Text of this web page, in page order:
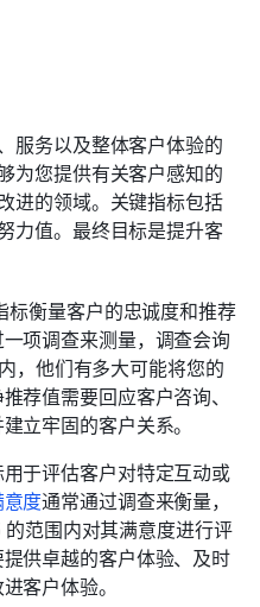
服务以及整体客户体验的
为您提供有关客户感知的
进的领域。关键指标包括
力值。最终目标是提升客
标衡量客户的忠诚度和推荐
项调查来测量，调查会询
，他们有多大可能将您的
荐值需要回应客户咨询、
立牢固的客户关系。
于评估客户对特定互动或
度通常通过调查来衡量，
范围内对其满意度进行评
供卓越的客户体验、及时
客户体验。